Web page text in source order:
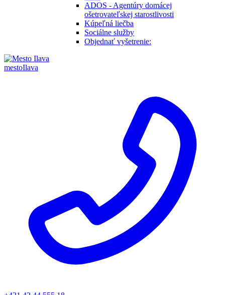
ADOS - Agentúry domácej
ošetrovateľskej starostlivosti
Kúpeľná liečba
Sociálne služby
Objednať vyšetrenie:
mestoIlava